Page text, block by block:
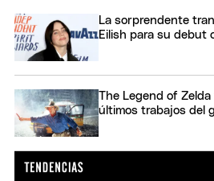
La sorprendente
Eilish para su debut
The Legend of
últimos trabajos del